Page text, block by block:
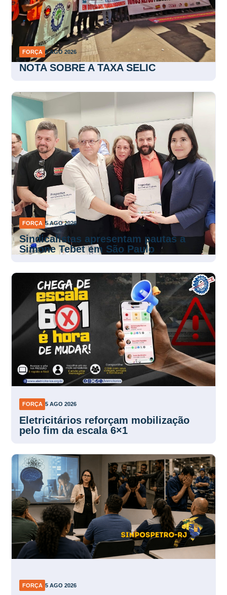
FORÇA 5 AGO 2026
NOTA SOBRE A TAXA SELIC
FORÇA 5 AGO 2026
Sindicalistas apresentam pautas a
Simone Tebet em São Paulo
FORÇA 5 AGO 2026
Eletricitários reforçam mobilização
pelo fim da escala 6×1
FORÇA 5 AGO 2026